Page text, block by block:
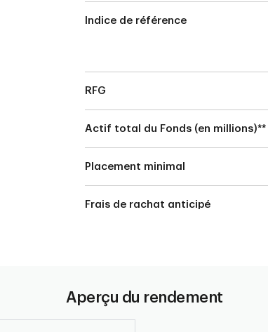
Indice de référence
RFG
Actif total du Fonds (en millions)**
Placement minimal
Frais de rachat anticipé
Aperçu du rendement